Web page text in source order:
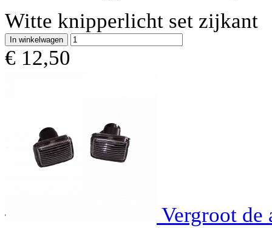
Witte knipperlicht set zijkant
€ 12,50
Vergroot de